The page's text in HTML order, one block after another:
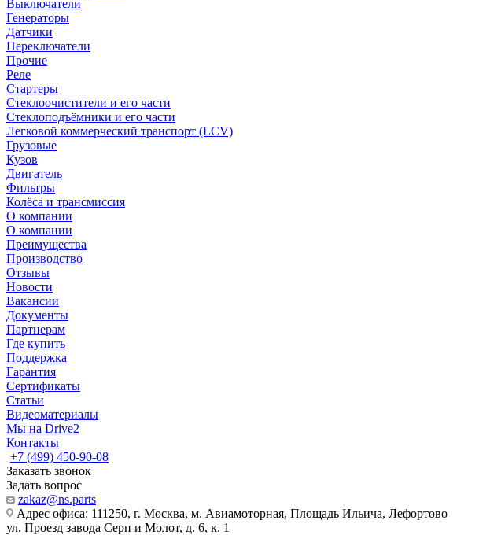
Выключатели
Генераторы
Датчики
Переключатели
Прочие
Реле
Стартеры
Стеклоочистители и его части
Стеклоподъёмники и его части
Легковой коммерческий транспорт (LCV)
Грузовые
Кузов
Двигатель
Фильтры
Колёса и трансмиссия
О компании
О компании
Преимущества
Производство
Отзывы
Новости
Вакансии
Документы
Партнерам
Где купить
Поддержка
Гарантия
Сертификаты
Статьи
Видеоматериалы
Мы на Drive2
Контакты
+7 (499) 450-90-08
Заказать звонок
Задать вопрос
zakaz@ns.parts
Адрес офиса: 111250, г. Москва, м. Авиамоторная, Площадь Ильича, Лефортово
ул. Проезд завода Серп и Молот, д. 6, к. 1